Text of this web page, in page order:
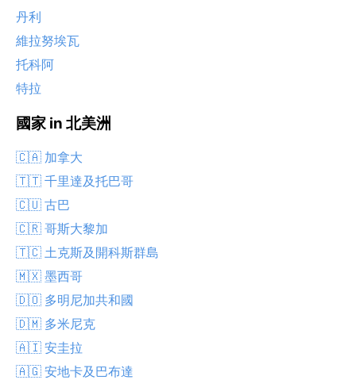
丹利
維拉努埃瓦
托科阿
特拉
國家 in 北美洲
🇨🇦 加拿大
🇹🇹 千里達及托巴哥
🇨🇺 古巴
🇨🇷 哥斯大黎加
🇹🇨 土克斯及開科斯群島
🇲🇽 墨西哥
🇩🇴 多明尼加共和國
🇩🇲 多米尼克
🇦🇮 安圭拉
🇦🇬 安地卡及巴布達